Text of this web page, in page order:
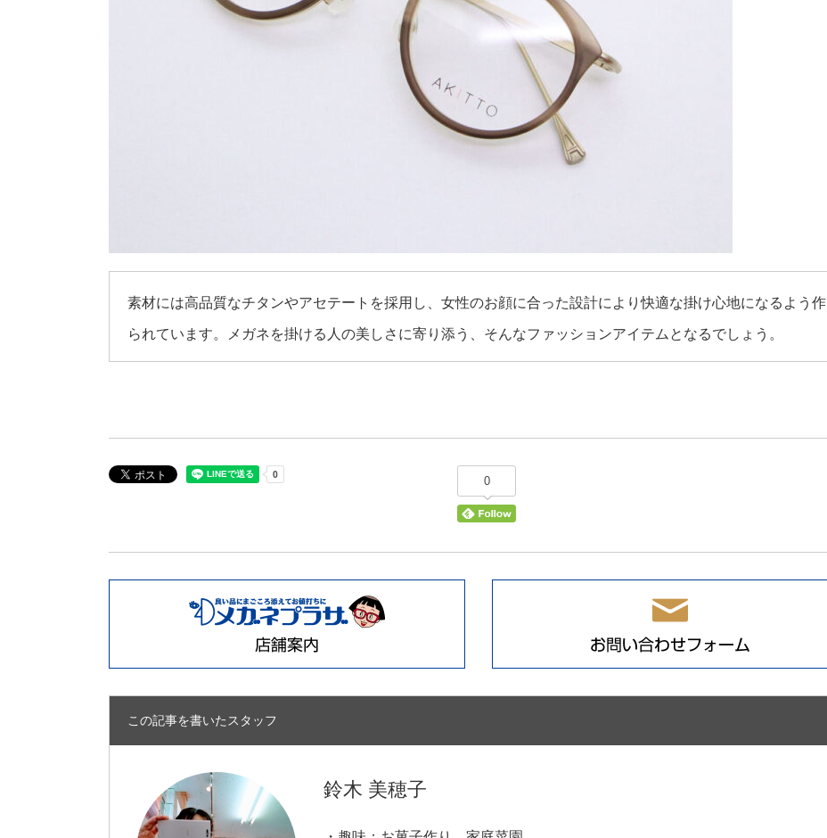
素材には高品質なチタンやアセテートを採用し、 女性のお顔に合った設計により快適な掛け心地になるよう作
られています。メガネを掛ける人の美しさに寄り添う、そんなファッションアイテムとなるでしょう。
0
この記事を書いたスタッフ
鈴木 美穂子